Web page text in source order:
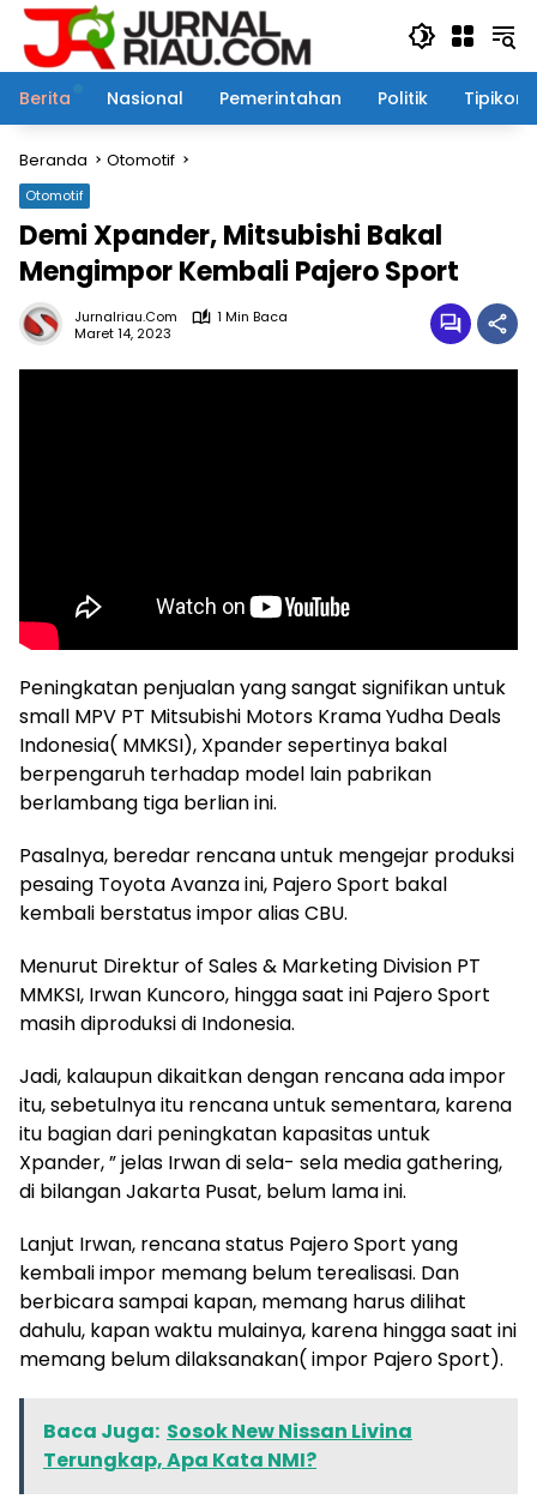
Langsung
konten
Berita
Nasional Pemerintahan Politik Tipikor
Beranda Otomotif
Otomotif
Demi Xpander, Mitsubishi Bakal
Mengimpor Kembali Pajero Sport
Jurnalriau.com
1 Min Baca
Maret 14, 2023
Peningkatan penjualan yang sangat signifikan untuk
small MPV PT Mitsubishi Motors Krama Yudha Deals
Indonesia( MMKSI), Xpander sepertinya bakal
berpengaruh terhadap model lain pabrikan
berlambang tiga berlian ini.
Pasalnya, beredar rencana untuk mengejar produksi
pesaing Toyota Avanza ini, Pajero Sport bakal
kembali berstatus impor alias CBU.
Menurut Direktur of Sales & Marketing Division PT
MMKSI, Irwan Kuncoro, hingga saat ini Pajero Sport
masih diproduksi di Indonesia.
Jadi, kalaupun dikaitkan dengan rencana ada impor
itu, sebetulnya itu rencana untuk sementara, karena
itu bagian dari peningkatan kapasitas untuk
Xpander, ” jelas Irwan di sela- sela media gathering,
di bilangan Jakarta Pusat, belum lama ini.
Lanjut Irwan, rencana status Pajero Sport yang
kembali impor memang belum terealisasi. Dan
berbicara sampai kapan, memang harus dilihat
dahulu, kapan waktu mulainya, karena hingga saat ini
memang belum dilaksanakan( impor Pajero Sport).
Baca Juga: Sosok New Nissan Livina
Terungkap, Apa Kata NMI?